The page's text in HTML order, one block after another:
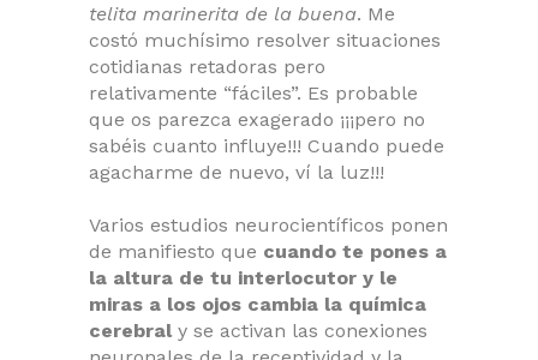
telita marinerita de la buena. Me
costó muchísimo resolver situaciones
cotidianas retadoras pero
relativamente “fáciles”. Es probable
que os parezca exagerado ¡¡¡pero no
sabéis cuanto influye!!! Cuando puede
agacharme de nuevo, ví la luz!!!
Varios estudios neurocientíficos ponen
de manifiesto que cuando te pones a
la altura de tu interlocutor y le
miras a los ojos cambia la química
cerebraly se activan las conexiones